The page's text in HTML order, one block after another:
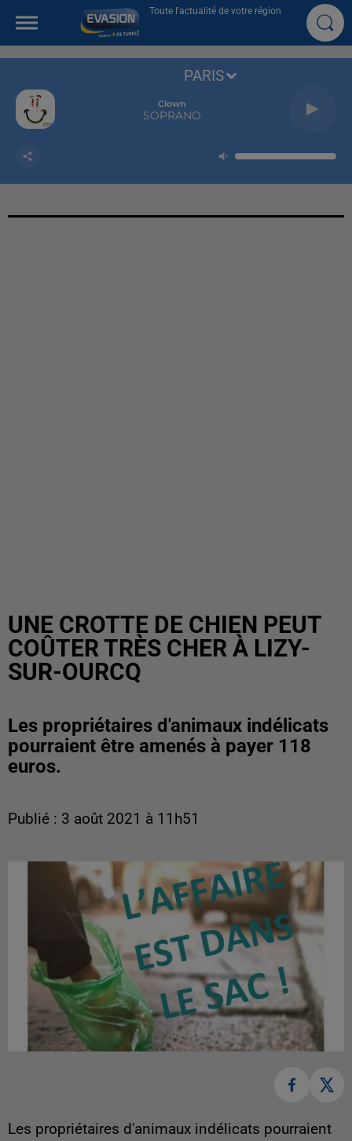
Toute l'actualité de votre région
Clown
SOPRANO
PARIS
UNE CROTTE DE CHIEN PEUT
COÛTER TRÈS CHER À LIZY-
SUR-OURCQ
Les propriétaires d'animaux indélicats
pourraient être amenés à payer 118
euros.
Publié : 3 août 2021 à 11h51
Les propriétaires d'animaux indélicats pourraient